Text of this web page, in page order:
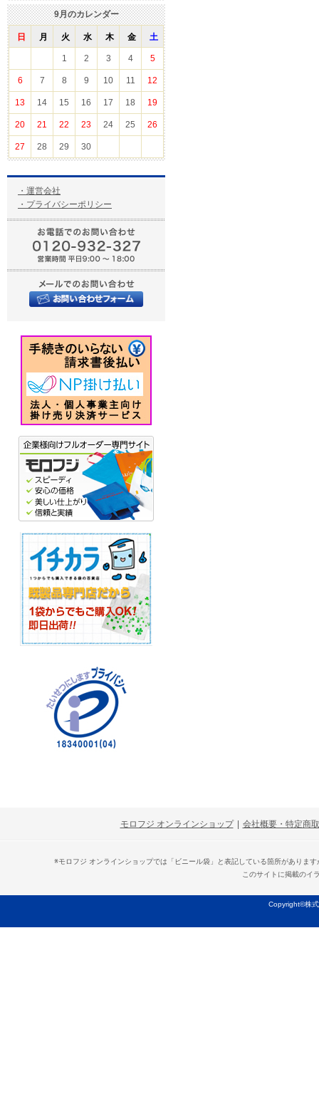
9月のカレンダー
日 月 火 水 木 金 土
1 2 3 4 5
6 7 8 9 10 11 12
13 14 15 16 17 18 19
20 21 22 23 24 25 26
27 28 29 30
・運営会社
・プライバシーポリシー
モロフジ オンラインショップ 会社概要・特定商
※モロフジ オンラインショップでは「ビニール袋」と表記している箇所がありま
このサイトに掲載のイ
Copyright©株